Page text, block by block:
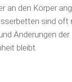
an den Körper
sind oft
Änderungen der
bleibt.